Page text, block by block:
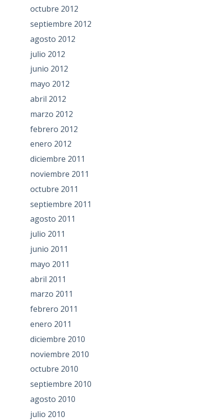
octubre 2012
septiembre 2012
agosto 2012
julio 2012
junio 2012
mayo 2012
abril 2012
marzo 2012
febrero 2012
enero 2012
diciembre 2011
noviembre 2011
octubre 2011
septiembre 2011
agosto 2011
julio 2011
junio 2011
mayo 2011
abril 2011
marzo 2011
febrero 2011
enero 2011
diciembre 2010
noviembre 2010
octubre 2010
septiembre 2010
agosto 2010
julio 2010